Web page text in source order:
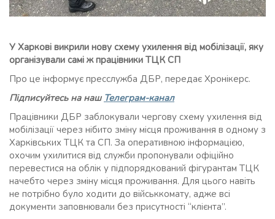
У Харкові викрили нову схему ухилення від мобілізації, яку
організували самі ж працівники ТЦК СП
Про це інформує пресслужба ДБР, передає Хронікерс.
Підписуйтесь на наш Телеграм-канал
Працівники ДБР заблокували чергову схему ухилення від
мобілізації через нібито зміну місця проживання в одному з
Харківських ТЦК та СП. За оперативною інформацією,
охочим ухилитися від служби пропонували офіційно
перевестися на облік у підпорядкований фігурантам ТЦК
начебто через зміну місця проживання. Для цього навіть
не потрібно було ходити до військкомату, адже всі
документи заповнювали без присутності “клієнта”.